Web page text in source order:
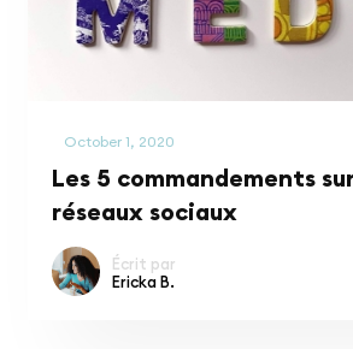
October 1, 2020
Les 5 commandements
réseaux sociaux
Écrit par
Ericka B.